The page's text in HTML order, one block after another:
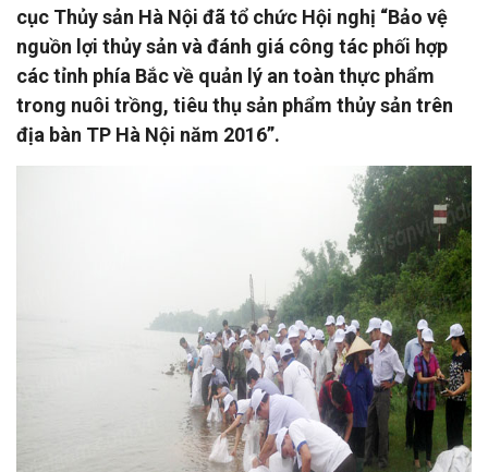
cục Thủy sản Hà Nội đã tổ chức Hội nghị “Bảo vệ
nguồn lợi thủy sản và đánh giá công tác phối hợp
các tỉnh phía Bắc về quản lý an toàn thực phẩm
trong nuôi trồng, tiêu thụ sản phẩm thủy sản trên
địa bàn TP Hà Nội năm 2016”.